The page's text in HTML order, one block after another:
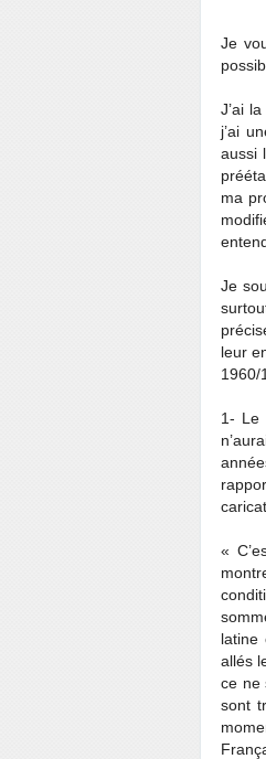
Je
J’ai
j’ai
aussi
ma
Je
leur
1960/
1- Le
«
latine
allés
ce ne
sont